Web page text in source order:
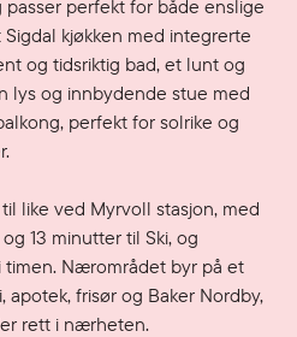
perfekt for både enslige
kjøkken med integrerte
og tidsriktig bad, et lunt og
lys og innbydende stue med
perfekt for solrike og
like ved Myrvoll stasjon, med
13 minutter til Ski, og
Nærområdet byr på et
frisør og Baker Nordby,
rett i nærheten.